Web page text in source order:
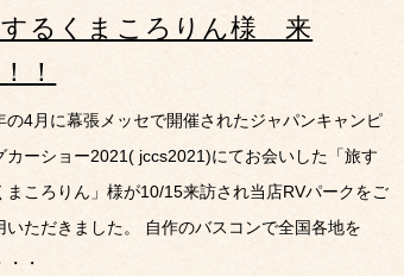
るくまころりん様 来
！
の4月に幕張メッセで開催されたジャパンキャンピ
カーショー2021( jccs2021)にてお会いした「旅す
まころりん」様が10/15来訪され当店RVパークをご
いただきました。 自作のバスコンで全国各地を
・・